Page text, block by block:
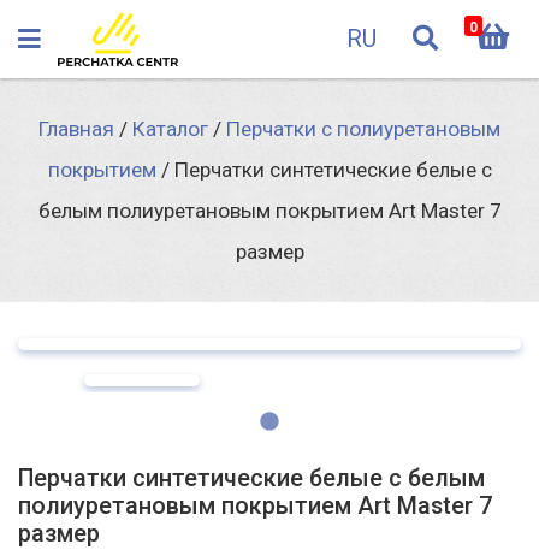
RU 0
Главная / Каталог / Перчатки с полиуретановым
покрытием / Перчатки синтетические белые с
белым полиуретановым покрытием Art Master 7
размер
Перчатки синтетические белые с белым
полиуретановым покрытием Art Master 7
размер